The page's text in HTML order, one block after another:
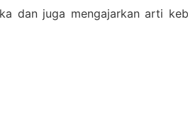
dan juga mengajarkan arti